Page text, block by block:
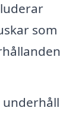
som
underhåll